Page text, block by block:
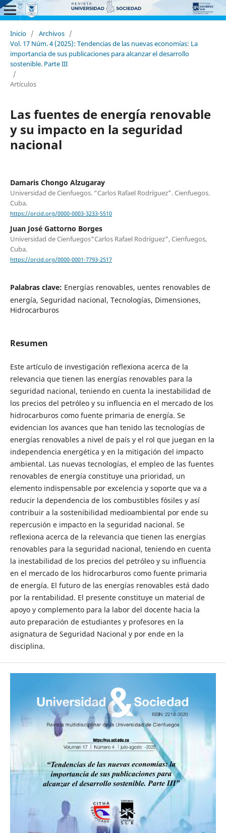
Inicio / Archivos /
Vol. 17 Núm. 4 (2025): Tendencias de las nuevas economías: La
importancia de sus publicaciones para alcanzar el desarrollo
sostenible. Parte III
/
Artículos
Las fuentes de energía renovable
y su impacto en la seguridad
nacional
Damaris Chongo Alzugaray
Universidad de Cienfuegos. “Carlos Rafael Rodríguez”. Cienfuegos.
Cuba.
https://orcid.org/0000-0003-3233-5510
Juan José Gattorno Borges
Universidad de Cienfuegos"Carlos Rafael Rodríguez", Cienfuegos,
Cuba.
https://orcid.org/0000-0001-7793-2517
Palabras clave: Energías renovables, uentes renovables de
energía, Seguridad nacional, Tecnologías, Dimensiones,
Hidrocarburos
Resumen
Este artículo de investigación reflexiona acerca de la
relevancia que tienen las energías renovables para la
seguridad nacional, teniendo en cuenta la inestabilidad de
los precios del petróleo y su influencia en el mercado de los
hidrocarburos como fuente primaria de energía. Se
evidencian los avances que han tenido las tecnologías de
energías renovables a nivel de país y el rol que juegan en la
independencia energética y en la mitigación del impacto
ambiental. Las nuevas tecnologías, el empleo de las fuentes
renovables de energía constituye una prioridad, un
elemento indispensable por excelencia y soporte que va a
reducir la dependencia de los combustibles fósiles y así
contribuir a la sostenibilidad medioambiental por ende su
repercusión e impacto en la seguridad nacional. Se
reflexiona acerca de la relevancia que tienen las energías
renovables para la seguridad nacional, teniendo en cuenta
la inestabilidad de los precios del petróleo y su influencia
en el mercado de los hidrocarburos como fuente primaria
de energía. El futuro de las energías renovables está dado
por la rentabilidad. El presente constituye un material de
apoyo y complemento para la labor del docente hacia la
auto preparación de estudiantes y profesores en la
asignatura de Seguridad Nacional y por ende en la
disciplina.